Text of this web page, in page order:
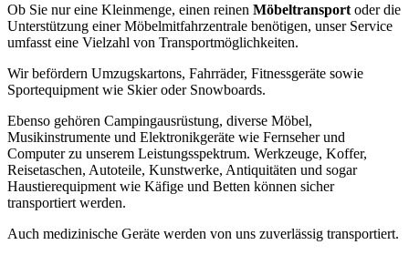
Ob Sie nur eine Kleinmenge, einen reinen Möbeltransport oder die
Unterstützung einer Möbelmitfahrzentrale benötigen, unser Service
umfasst eine Vielzahl von Transportmöglichkeiten.
Wir befördern Umzugskartons, Fahrräder, Fitnessgeräte sowie
Sportequipment wie Skier oder Snowboards.
Ebenso gehören Campingausrüstung, diverse Möbel,
Musikinstrumente und Elektronikgeräte wie Fernseher und
Computer zu unserem Leistungsspektrum. Werkzeuge, Koffer,
Reisetaschen, Autoteile, Kunstwerke, Antiquitäten und sogar
Haustierequipment wie Käfige und Betten können sicher
transportiert werden.
Auch medizinische Geräte werden von uns zuverlässig transportiert.